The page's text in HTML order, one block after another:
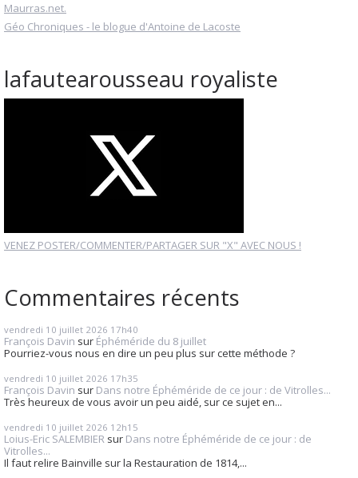
Maurras.net.
Géo Chroniques - le blogue d'Antoine de Lacoste
lafautearousseau royaliste
VENEZ POSTER/COMMENTER/PARTAGER SUR "X" AVEC NOUS !
Commentaires récents
vendredi 10 juillet 2026 17h40
François Davin sur Éphéméride du 8 juillet
Pourriez-vous nous en dire un peu plus sur cette méthode ?
vendredi 10 juillet 2026 17h35
François Davin sur Dans notre Éphéméride de ce jour : de Vitrolles...
Très heureux de vous avoir un peu aidé, sur ce sujet en...
vendredi 10 juillet 2026 12h15
Loius-Eric SALEMBIER sur Dans notre Éphéméride de ce jour : de
Vitrolles...
Il faut relire Bainville sur la Restauration de 1814,...